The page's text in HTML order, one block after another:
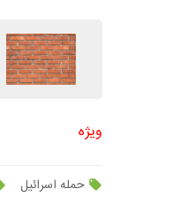
ویژه
حمله اسرائیل